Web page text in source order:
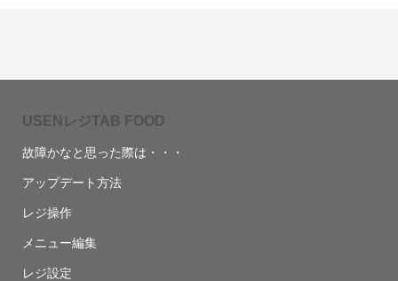
USENレジTAB FOOD
故障かなと思った際は・・・
アップデート方法
レジ操作
メニュー編集
レジ設定